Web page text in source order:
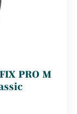
PRO M